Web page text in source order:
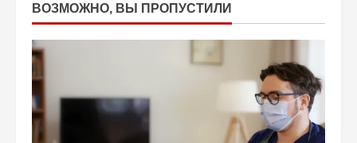
ВОЗМОЖНО, ВЫ ПРОПУСТИЛИ